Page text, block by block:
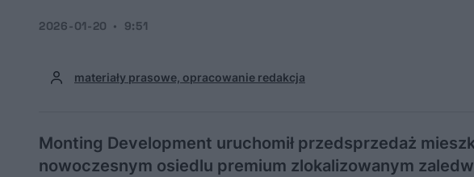
materiały prasowe, opracowanie redakcja
2026-01-20 9:51
Monting Development uruchomił przedsprzedaż
nowoczesnym osiedlu premium zlokalizowanym